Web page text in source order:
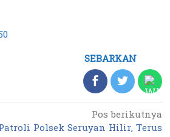
SEBARKAN
Pos berikutnya
Polsek Seruyan Hilir, Terus